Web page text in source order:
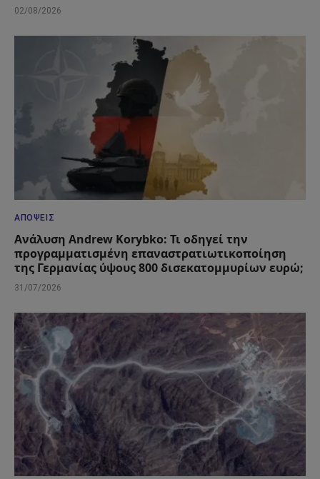
02/08/2026
ΑΠΌΨΕΙΣ
Ανάλυση Andrew Korybko: Τι οδηγεί την
προγραμματισμένη επαναστρατιωτικοποίηση
της Γερμανίας ύψους 800 δισεκατομμυρίων ευρώ;
31/07/2026